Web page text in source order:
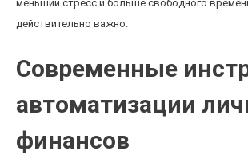
меньший стресс и больше свободного
действительно важно.
Современные
автоматизации
финансов